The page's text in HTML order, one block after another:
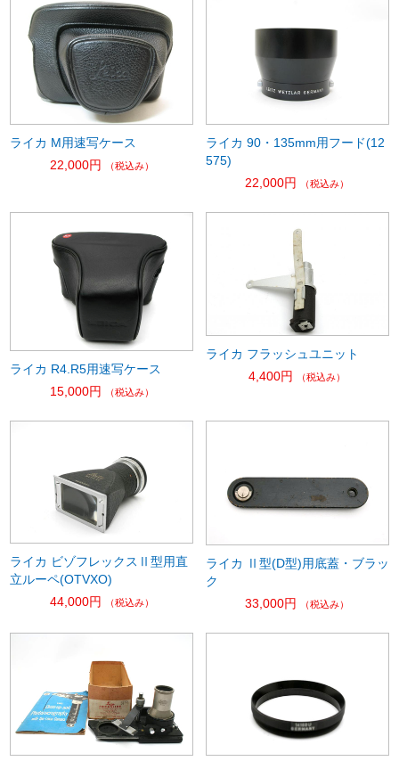
ライカ M用速写ケース
22,000円
（税込み）
ライカ 90・135mm用フード(12
575)
22,000円
（税込み）
ライカ R4.R5用速写ケース
15,000円
（税込み）
ライカ フラッシュユニット
4,400円
（税込み）
ライカ ビゾフレックスⅡ型用直
立ルーペ(OTVXO)
44,000円
（税込み）
ライカ Ⅱ型(D型)用底蓋・ブラッ
ク
33,000円
（税込み）